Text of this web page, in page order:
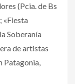
(Pcia. de Bs
«Fiesta
Soberanía
de artistas
Patagonia,